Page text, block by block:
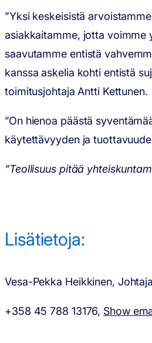
”Yksi keskeisistä
asiakkaitamme, jotta voimme
saavutamme entistä
kanssa askelia kohti entistä
toimitusjohtaja Antti Kettunen.
”On hienoa päästä
käytettävyyden ja
”Teollisuus pitää
Lisätietoja:
Vesa-Pekka Heikkinen,
+358 45 788 13176, Show